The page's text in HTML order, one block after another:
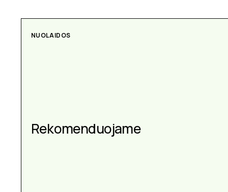
NUOLAIDOS
Rekomenduojame
AKSESUARAI
Aksesuarai kiekvienai
progai